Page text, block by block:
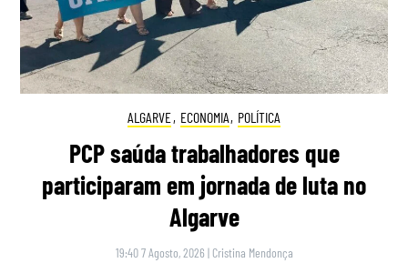
ALGARVE, ECONOMIA, POLÍTICA
PCP saúda trabalhadores que
participaram em jornada de luta no
Algarve
19:40 7 Agosto, 2026 | Cristina Mendonça